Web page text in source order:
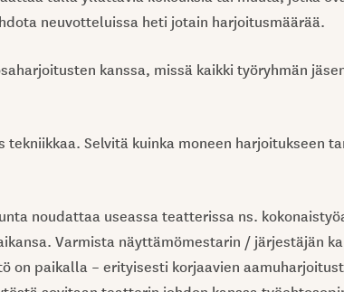
neuvotteluissa heti jotain harjoitusmäärää.
kanssa, missä kaikki työryhmän
tekniikkaa. Selvitä kuinka moneen harjoitukseen
noudattaa useassa teatterissa ns.
Varmista näyttämömestarin / järjestäjän
on paikalla – erityisesti korjaavien